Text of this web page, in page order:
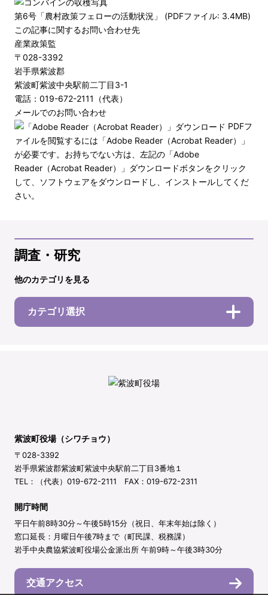
第6号「農村政策フェローの活動状況」 (PDFファイル: 3.4MB)
この記事に関するお問い合わせ先
産業政策監
〒028-3392
岩手県紫波郡
紫波町紫波中央駅前二丁目3-1
電話：019-672-2111（代表）
メールでのお問い合わせ
PDFフ
ァイルを閲覧するには「Adobe Reader（Acrobat Reader）」
が必要です。お持ちでない方は、左記の「Adobe
Reader（Acrobat Reader）」ダウンロードボタンをクリック
して、ソフトウェアをダウンロードし、インストールしてくだ
さい。
調査・研究
他のカテゴリを見る
カテゴリ選択
紫波町役場（シワチョウ）
〒028-3392
岩手県紫波郡紫波町紫波中央駅前二丁目3番地１
TEL：（代表）019-672-2111 FAX：019-672-2311
開庁時間
平日午前8時30分～午後5時15分（祝日、年末年始は除く）
窓口延長：月曜日午後7時まで（町民課、税務課）
岩手中央農協紫波町役場公金派出所 午前9時～午後3時30分
交通アクセス